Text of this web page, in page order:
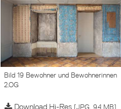
Bild 19 Bewohner und Bewohnerinnen
2.OG
Download Hi-Res [JPG, 9.4 MB]